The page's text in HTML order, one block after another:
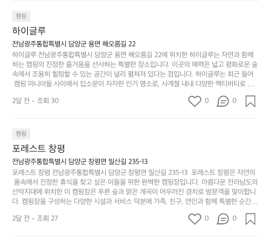
이
걸
리
는
순
다.
그
럴
때
는
차
갑’입
니
다.
일
상
에
고
다
니
고
싶
어
분
하
고,
단
순
하
하
지
않
은
디
자
바로 화장실있음 .5분거리 cu .2분거리 음식점  항구에
서부터 해변까지 버스도 다니네요 ㅎㅎㅎ 아이들 엄청
좋아하네요 점심쯤도착해서 철수할때까지 물놀이 3
타임이나 했네요 ⛱️
항구에서부터 해변까지 버스도 다니네요 ㅎㅎㅎ 아이들 엄청 좋아하네요 점
심쯤도착해서 철수할때까지 물놀이 3타임이나 했네요 ⛱️
포
리
해
변
캠
핑!
무
좋
네
요
이
캠핑
하이글루
전남광주통합특별시 담양군 용면 해오름길 22
하이글루 전남광주통합특별시 담양군 용면 해오름길 22에 위치한 하이글루는 자연과 함께
하는 캠핑의 진정한 즐거움을 선사하는 특별한 장소입니다. 이곳의 매력은 넓고 평화로운 숲
속에서 조용히 힐링할 수 있는 공간이 널리 펼쳐져 있다는 점입니다. 하이글루는 최근 들어
캠핑 마니아들 사이에서 입소문이 자자한 인기 명소로, 사계절 내내 다양한 액티비티로 방
문객들을 맞이합니다. 특히, 하이글루의 독특한 시설인 글램핑 텐트는 고객들에게 아늑한 잠
자리를 제공하며, 캠핑의 매력을 한층 더해 줍니다. 밖에서는 자연의 소리를 들으며, 내부에
함께 좋은 시간을 보낼 수 있다는 것입니다. 또한, 하이글루 인근에는 다양한 트레킹 코스와
자전거 도로가 있어 아웃도어 활동을 좋아하는 이들에게 더욱 참조할 만한 장소가 됩니다.
담양의 아름다운 자연과 함께, 건강한 레저 활동을 즐기며 행복한 캠핑 경험을 쌓으실 수 있
습니다. 하이글루에서 특별한 순간을 만끽해보세요. 따뜻한 햇살과 함께하는 아침, 상징적인
담양의 죽녹원과 함께 어우러진 저녁, 그리고 고요한 밤하늘 아래에서 별을 바라보며 나누는
이야기들은 여러분의 캠핑 여행을 더욱 특별하게 만들어 줄 것입니다.  인기 정도: ★★★★
★
2달 전 조회 30 0 0
캠핑
포레스트 창평
전남광주통합특별시 담양군 창평면 일산길 235-13
포레스트 창평 전남광주통합특별시 담양군 창평면 일산길 235-13  포레스트 창평은 자연의
품속에서 진정한 휴식을 찾고 싶은 이들을 위한 완벽한 캠핑장입니다. 아름다운 전라남도의
산악지대에 위치한 이 캠핑장은 푸른 숲과 맑은 계곡이 어우러진 경치로 방문객을 맞이합니
다. 캠핑장을 구성하는 다양한 시설과 서비스 덕분에 가족, 친구, 연인과 함께 특별한 순간을
만들어갈 수 있는 최적의 공간이 됩니다.  포레스트 창평은 주말마다 직접 재배한 신선한 농
산물을 제공하는 캠핑장으로, 현지에서만 느낄 수 있는 자연의 맛을 경험할 수 있습니다. 또
2달 전 조회 27 0 0